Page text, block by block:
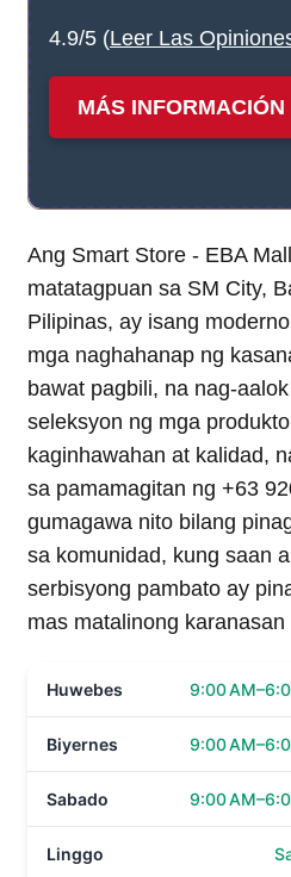
4.9/5 (Leer Las
MÁS INFORMACIÓN
Ang Smart Store - EBA
matatagpuan sa SM City,
Pilipinas, ay isang
mga naghahanap ng
bawat pagbili, na nag-
seleksyon ng mga
kaginhawahan at kalidad,
sa pamamagitan ng +63
gumagawa nito bilang
sa komunidad, kung saan
serbisyong pambato ay
mas matalinong
Huwebes 9:00
Biyernes 9:00
Sabado 9:00
Linggo